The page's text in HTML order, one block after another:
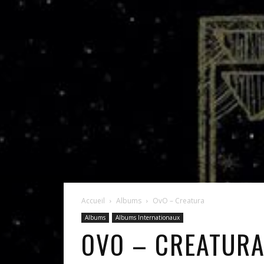
Accueil Albums OvO – Creatura
Albums Albums Internationaux
OVO –